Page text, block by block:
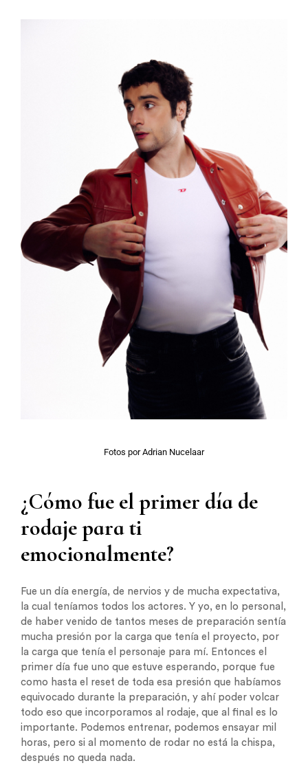
Fotos por Adrian Nucelaar
¿Cómo fue el primer día de
rodaje para ti
emocionalmente?
Fue un día energía, de nervios y de mucha expectativa,
la cual teníamos todos los actores. Y yo, en lo personal,
de haber venido de tantos meses de preparación sentía
mucha presión por la carga que tenía el proyecto, por
la carga que tenía el personaje para mí. Entonces el
primer día fue uno que estuve esperando, porque fue
como hasta el reset de toda esa presión que habíamos
equivocado durante la preparación, y ahí poder volcar
todo eso que incorporamos al rodaje, que al final es lo
importante. Podemos entrenar, podemos ensayar mil
horas, pero si al momento de rodar no está la chispa,
después no queda nada.